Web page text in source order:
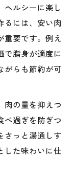
ヘルシーに楽し
るには、安い肉
重要です。例え
で脂身が適度に
がらも節約が可
肉の量を抑えつ
べ過ぎを防ぎつ
さっと湯通しす
した味わいに仕